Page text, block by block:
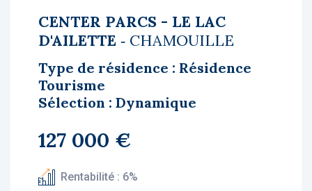
CENTER PARCS - LE LAC
D'AILETTE ‐ CHAMOUILLE
Type de résidence : Résidence
Tourisme
Sélection : Dynamique
127 000 €
Rentabilité : 6%